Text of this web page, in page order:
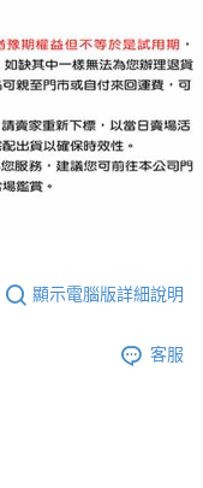
顯示電腦版詳細說明
客服